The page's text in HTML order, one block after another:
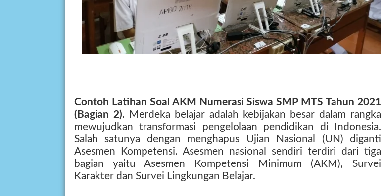
Contoh Latihan Soal AKM Numerasi Siswa SMP MTS Tahun 2021
(Bagian 2).
Merdeka belajar adalah kebijakan besar dalam rangka
mewujudkan transformasi pengelolaan pendidikan di Indonesia.
Salah satunya dengan menghapus Ujian Nasional (UN) diganti
Asesmen Kompetensi. Asesmen nasional sendiri terdiri dari tiga
bagian yaitu Asesmen Kompetensi Minimum (AKM), Survei
Karakter dan Survei Lingkungan Belajar.